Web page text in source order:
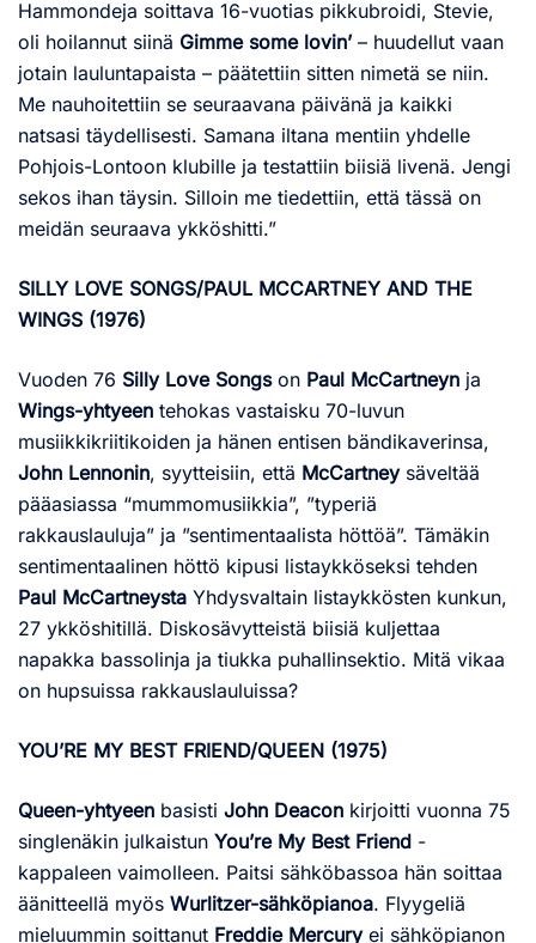
Hammondeja soittava 16-vuotias pikkubroidi, Stevie,
oli hoilannut siinä Gimme some lovin’ – huudellut vaan
jotain lauluntapaista – päätettiin sitten nimetä se niin.
Me nauhoitettiin se seuraavana päivänä ja kaikki
natsasi täydellisesti. Samana iltana mentiin yhdelle
Pohjois-Lontoon klubille ja testattiin biisiä livenä. Jengi
sekos ihan täysin. Silloin me tiedettiin, että tässä on
meidän seuraava ykköshitti.”
SILLY LOVE SONGS/PAUL MCCARTNEY AND THE
WINGS (1976)
Vuoden 76 Silly Love Songson Paul McCartneyn ja
Wings-yhtyeen tehokas vastaisku 70-luvun
musiikkikriitikoiden ja hänen entisen bändikaverinsa,
John Lennonin, syytteisiin, että McCartneysäveltää
pääasiassa “mummomusiikkia”, ”typeriä
rakkauslauluja” ja ”sentimentaalista höttöä”. Tämäkin
sentimentaalinen höttö kipusi listaykköseksi tehden
Paul McCartneysta Yhdysvaltain listaykkösten kunkun,
27 ykköshitillä. Diskosävytteistä biisiä kuljettaa
napakka bassolinja ja tiukka puhallinsektio. Mitä vikaa
on hupsuissa rakkauslauluissa?
YOU’RE MY BEST FRIEND/QUEEN (1975)
Queen-yhtyeen basisti John Deacon kirjoitti vuonna 75
singlenäkin julkaistun You’re My Best Friend -
kappaleen vaimolleen. Paitsi sähköbassoa hän soittaa
äänitteellä myös Wurlitzer-sähköpianoa. Flyygeliä
mieluummin soittanut Freddie Mercuryei sähköpianon